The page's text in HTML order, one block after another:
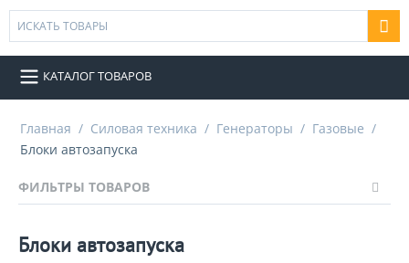
КАТАЛОГ ТОВАРОВ
Главная / Силовая техника / Генераторы / Газовые /
Блоки автозапуска
ФИЛЬТРЫ ТОВАРОВ
Блоки автозапуска